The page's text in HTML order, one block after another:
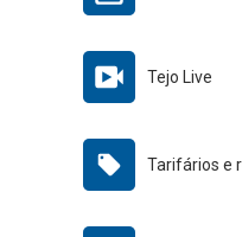
Tejo Live
Tarifários e